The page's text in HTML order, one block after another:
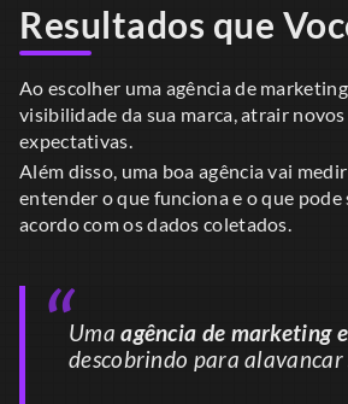
Resultados que
Ao escolher uma agência de
visibilidade da sua marca, atrair
expectativas.
Além disso, uma boa agência vai
entender o que funciona e o que
acordo com os dados coletados.
Umaagência de marketing
descobrindo para alavancar